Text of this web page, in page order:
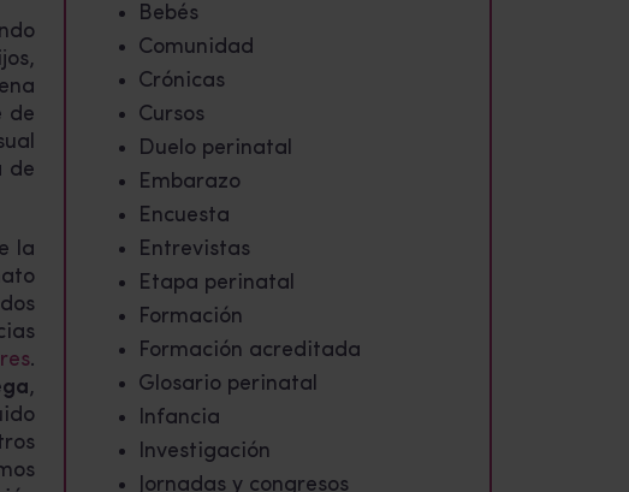
de
de
la
.
,
Bebés
Comunidad
Crónicas
Cursos
Duelo perinatal
Embarazo
Encuesta
Entrevistas
Etapa perinatal
Formación
Formación acreditada
Glosario perinatal
Infancia
Investigación
Jornadas y congresos